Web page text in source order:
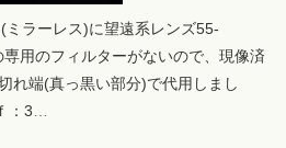
ミラーレス)に望遠系レンズ55-
用のフィルターがないので、現像済
れ端(真っ黒い部分)で代用しまし
3…